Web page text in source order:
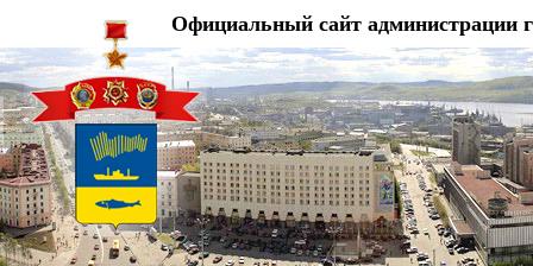
Официальный сайт администрации